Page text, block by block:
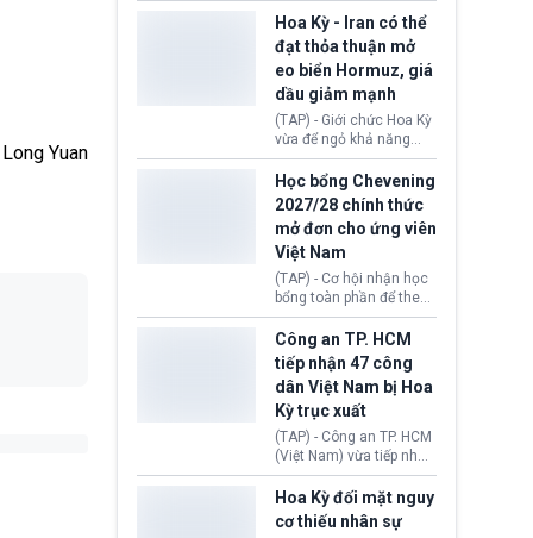
Long Yuan
Định cư EU (EU
Settlement Scheme -
EUSS) sau khi xác định
có trường hợp được cấp
quy chế cư trú hậu
Brexit “do nhầm lẫn”.
Động thái này làm dấy
lên lo ngại về việc thực
thi Thỏa thuận Rút khỏi
Liên minh châu Âu
(Withdrawal
Agreement).
Hoa Kỳ - Iran có thể
đạt thỏa thuận mở
eo biển Hormuz, giá
dầu giảm mạnh
(TAP) - Giới chức Hoa Kỳ
vừa để ngỏ khả năng
sớm đạt thỏa thuận với
Iran nhằm mở lại eo biển
Hormuz, mở đường cho
việc khôi phục hoạt
động hàng hải. Những
tín hiệu ngoại giao tích
cực này lập tức tác động
đến thị trường năng
lượng, kéo giá dầu thế
giới lùi sâu xuống dưới
mức 80 USD/thùng.
Học bổng Chevening
2027/28 chính thức
mở đơn cho ứng viên
Việt Nam
(TAP) - Cơ hội nhận học
bổng toàn phần để theo
học chương trình thạc sĩ
tại Vương quốc Anh đã
chính thức quay trở lại.
Học bổng Chevening
2027/28 của Chính phủ
Anh vừa mở cổng ứng
tuyển dành riêng ứng
viên Việt Nam, hỗ trợ
toàn bộ chi phí học tập
cùng nhiều quyền lợi
trong suốt một năm
học.
Công an TP. HCM
tiếp nhận 47 công
dân Việt Nam bị Hoa
Kỳ trục xuất
(TAP) - Công an TP. HCM
(Việt Nam) vừa tiếp nhận
47 công dân Việt Nam bị
Hoa Kỳ trục xuất về
nước. Đây là đợt có số
lượng lớn nhất từ đầu
Hoa Kỳ đối mặt nguy
cơ thiếu nhân sự